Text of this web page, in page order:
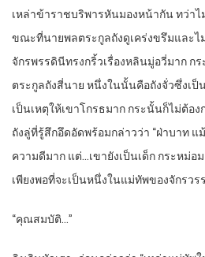
เหล่า​ข้าราชบริพาร​หัน​มองหน้า​กัน​ ทว่า​
ขณะที่​นายพล​ตระกูล​ถังดู​เคร่งขรึม​และ​ไ
จักรพรรดินี​ทรง​กริ้ว​เรื่อง​หลิน​มู่อวี่​มาก​ ก
ตระกูล​ถังสี่นาย​ หนึ่ง​ใน​นั้น​คือ​ถังจั่ว​ซึ่งเ
เป็นเหตุให้​เขา​โกรธ​มาก​ กระนั้น​ก็​ไม่ต้อง
ถังลู่​ที่​รู้สึก​อึดอัด​พร้อม​กล่าวว่า​ “ฝ่าบาท​
ความดี​มาก​ แต่​…เขา​ยัง​เป็น​เด็ก​ กระหม่อ
เพียง​พอที่จะ​เป็นหนึ่ง​ใน​แม่ทัพ​ของ​จักรวร
“คุณสมบัติ​…”